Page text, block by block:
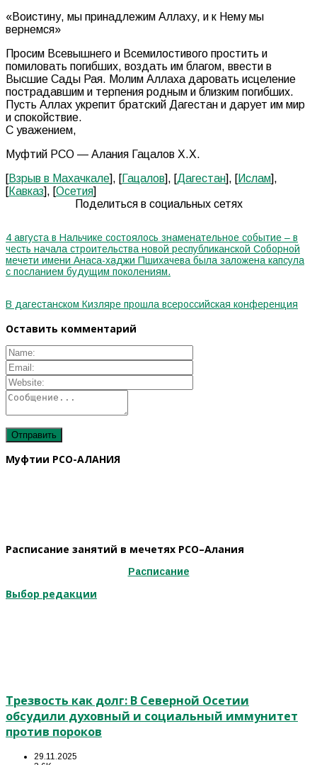
«Воистину, мы принадлежим Аллаху, и к Нему мы
вернемся»
Просим Всевышнего и Всемилостивого простить и
помиловать погибших, воздать им благом, ввести в
Высшие Сады Рая. Молим Аллаха даровать исцеление
пострадавшим и терпения родным и близким погибших.
Пусть Аллах укрепит братский Дагестан и дарует им мир
и спокойствие.
С уважением,
Муфтий РСО — Алания Гацалов Х.Х.
[Взрыв в Махачкале], [Гацалов], [Дагестан], [Ислам],
[Кавказ], [Осетия]
Поделиться в социальных сетях
4 августа в Нальчике состоялось знаменательное событие – в
честь начала строительства новой республиканской Соборной
мечети имени Анаса-хаджи Пшихачева была заложена капсула
с посланием будущим поколениям.
В дагестанском Кизляре прошла всероссийская конференция
Оставить комментарий
Муфтии РСО-АЛАНИЯ
Расписание занятий в мечетях РСО–Алания
Расписание
Выбор редакции
Трезвость как долг: В Северной Осетии
обсудили духовный и социальный иммунитет
против пороков
29.11.2025